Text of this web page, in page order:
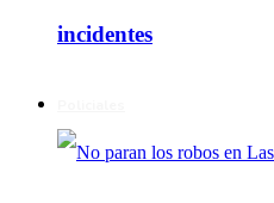
incidentes